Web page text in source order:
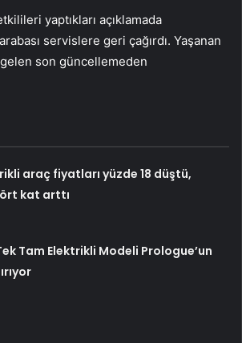
yaptıkları açıklamada
servislere geri çağırdı. Yaşanan
son güncellemeden
araç fiyatları yüzde 18 düştü,
kat arttı
Tam Elektrikli Modeli Prologue’un